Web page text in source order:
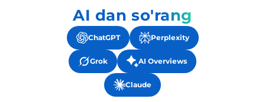
AI dan so'rang
ChatGPT Perplexity
Grok AI Overviews
Claude